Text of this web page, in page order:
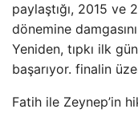
paylaştığı, 2015 ve
dönemine
Yeniden, tıpkı ilk
başarıyor. finalin
Fatih ile Zeynep’in